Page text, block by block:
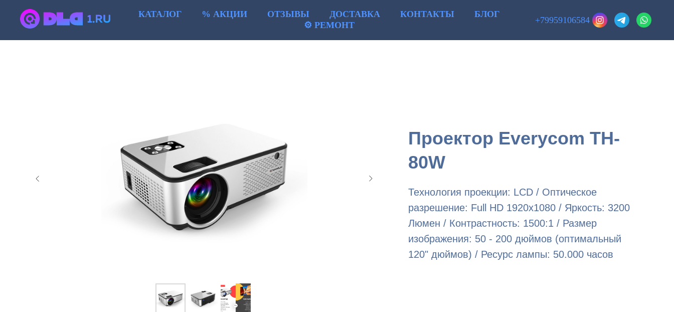
КАТАЛОГ % АКЦИИ ОТЗЫВЫ ДОСТАВКА КОНТАКТЫ
БЛОГ
⚙ РЕМОНТ
+79959106584
Проектор Everycom TH-
80W
Технология проекции: LCD / Оптическое
разрешение: Full HD 1920x1080 / Яркость: 3200
Люмен / Контрастность: 1500:1 / Размер
изображения: 50 - 200 дюймов (оптимальный
120" дюймов) / Ресурс лампы: 50.000 часов